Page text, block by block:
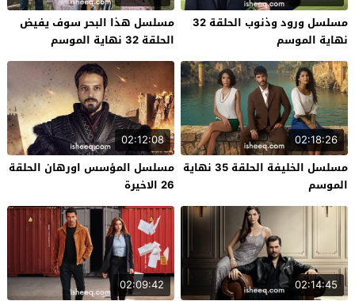
مسلسل ورود وذنوب الحلقة 32
نهاية الموسم
مسلسل هذا البحر سوف يفيض
الحلقة 32 نهاية الموسم
02:18:26
مسلسل الخليفة الحلقة 35 نهاية
الموسم
02:12:08
مسلسل المؤسس اورهان الحلقة
26 الاخيرة
02:14:45
02:09:42